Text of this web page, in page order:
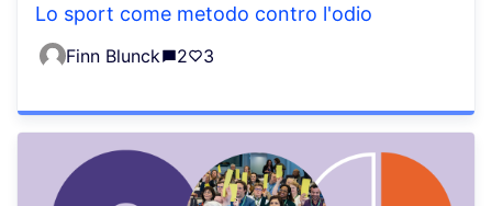
Lo sport come metodo contro l'odio
Finn Blunck 2 3